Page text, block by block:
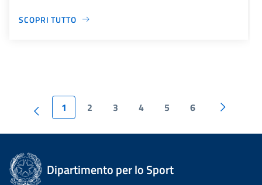
SCOPRI TUTTO
1 2 3 4 5 6
Dipartimento per lo Sport